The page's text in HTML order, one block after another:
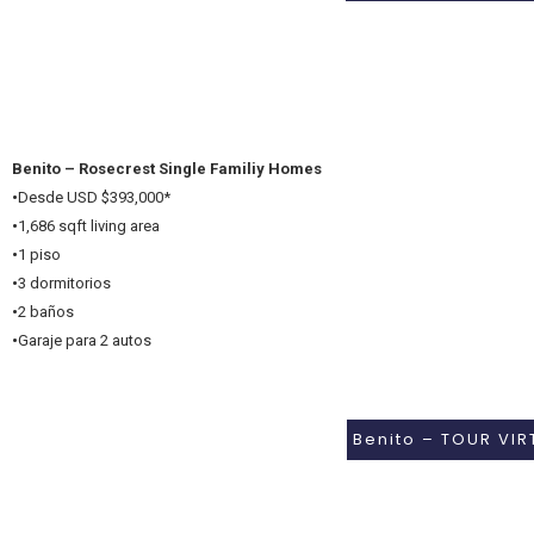
Benito – Rosecrest Single Familiy Homes
•Desde USD $393,000*
•1,686 sqft living area
•1 piso
•3 dormitorios
•2 baños
•Garaje para 2 autos
Benito – TOUR